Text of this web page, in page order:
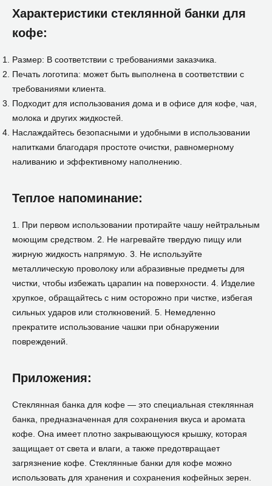
Характеристики стеклянной банки для
кофе:
Размер: В соответствии с требованиями заказчика.
Печать логотипа: может быть выполнена в соответствии с
требованиями клиента.
Подходит для использования дома и в офисе для кофе, чая,
молока и других жидкостей.
Наслаждайтесь безопасными и удобными в использовании
напитками благодаря простоте очистки, равномерному
наливанию и эффективному наполнению.
Теплое напоминание:
1. При первом использовании протирайте чашу нейтральным
моющим средством. 2. Не нагревайте твердую пищу или
жирную жидкость напрямую. 3. Не используйте
металлическую проволоку или абразивные предметы для
чистки, чтобы избежать царапин на поверхности. 4. Изделие
хрупкое, обращайтесь с ним осторожно при чистке, избегая
сильных ударов или столкновений. 5. Немедленно
прекратите использование чашки при обнаружении
повреждений.
Приложения:
Стеклянная банка для кофе — это специальная стеклянная
банка, предназначенная для сохранения вкуса и аромата
кофе. Она имеет плотно закрывающуюся крышку, которая
защищает от света и влаги, а также предотвращает
загрязнение кофе. Стеклянные банки для кофе можно
использовать для хранения и сохранения кофейных зерен.